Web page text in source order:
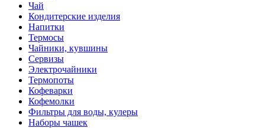
Чай
Кондитерские изделия
Напитки
Термосы
Чайники, кувшины
Сервизы
Электрочайники
Термопоты
Кофеварки
Кофемолки
Фильтры для воды, кулеры
Наборы чашек